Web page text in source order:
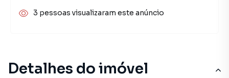
Detalhes do imóvel
3 pessoas visualizaram este anúncio